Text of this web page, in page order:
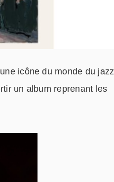
icône du monde du jazz
un album reprenant les